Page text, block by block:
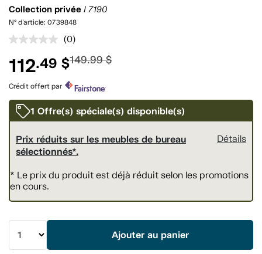
Collection privée I 7190
N° d'article: 0739848
Aucune
pour
ce
produit.
Lien
vers
la
même
(0)
112.49 $149.99 $
Crédit offert par
1 Offre(s) spéciale(s) disponible(s)
Prix réduits sur les meubles de bureau
sélectionnés*.
Détails
* Le prix du produit est déjà réduit selon les promotions
en cours.
Ajouter au panier